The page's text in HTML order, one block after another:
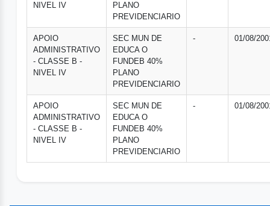
NIVEL IV
PLANO
PREVIDENCIARIO
APOIO
ADMINISTRATIVO
- CLASSE B -
NIVEL IV
SEC MUN DE
EDUCA O
FUNDEB 40%
PLANO
PREVIDENCIARIO
- 01/08/
APOIO
ADMINISTRATIVO
- CLASSE B -
NIVEL IV
SEC MUN DE
EDUCA O
FUNDEB 40%
PLANO
PREVIDENCIARIO
- 01/08/